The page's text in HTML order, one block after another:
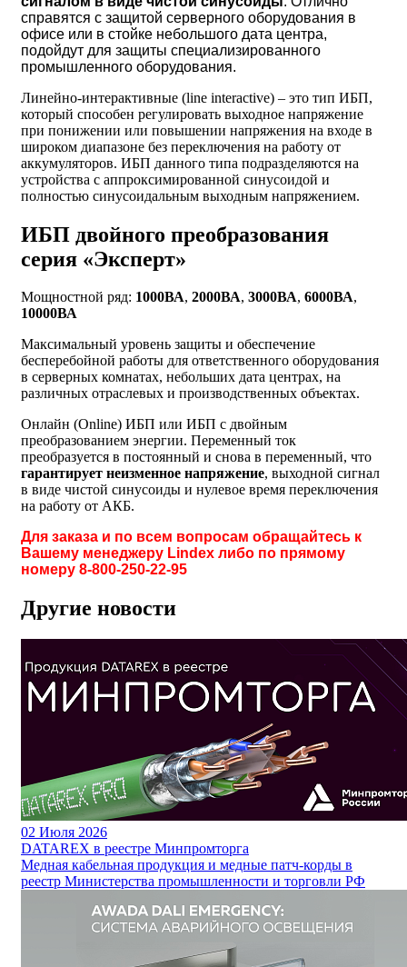
справятся с защитой серверного оборудования в
офисе или в стойке небольшого дата центра,
подойдут для защиты специализированного
промышленного оборудования.
Линейно-интерактивные (line interactive) – это тип ИБП,
который способен регулировать выходное напряжение
при понижении или повышении напряжения на входе в
широком диапазоне без переключения на работу от
аккумуляторов. ИБП данного типа подразделяются на
устройства с аппроксимированной синусоидой и
полностью синусоидальным выходным напряжением.
ИБП двойного преобразования
серия «Эксперт»
Мощностной ряд: 1000ВА, 2000ВА, 3000ВА, 6000ВА,
10000ВА
Максимальный уровень защиты и обеспечение
бесперебойной работы для ответственного оборудования
в серверных комнатах, небольших дата центрах, на
различных отраслевых и производственных объектах.
Онлайн (Online) ИБП или ИБП с двойным
преобразованием энергии. Переменный ток
преобразуется в постоянный и снова в переменный, что
гарантирует неизменное напряжение, выходной сигнал
в виде чистой синусоиды и нулевое время переключения
на работу от АКБ.
Для заказа и по всем вопросам обращайтесь к
Вашему менеджеру Lindex либо по прямому
номеру 8-800-250-22-95
Другие новости
02 Июля 2026
DATAREX в реестре Минпромторга
Медная кабельная продукция и медные патч-корды в
реестр Министерства промышленности и торговли РФ